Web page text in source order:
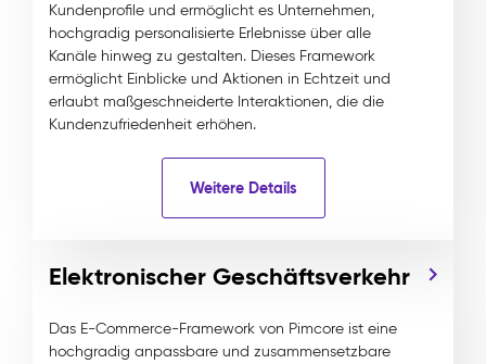
Kundenprofile und ermöglicht es Unternehmen,
hochgradig personalisierte Erlebnisse über alle
Kanäle hinweg zu gestalten. Dieses Framework
ermöglicht Einblicke und Aktionen in Echtzeit und
erlaubt maßgeschneiderte Interaktionen, die die
Kundenzufriedenheit erhöhen.
Weitere Details
Elektronischer Geschäftsverkehr
Das E-Commerce-Framework von Pimcore ist eine
hochgradig anpassbare und zusammensetzbare